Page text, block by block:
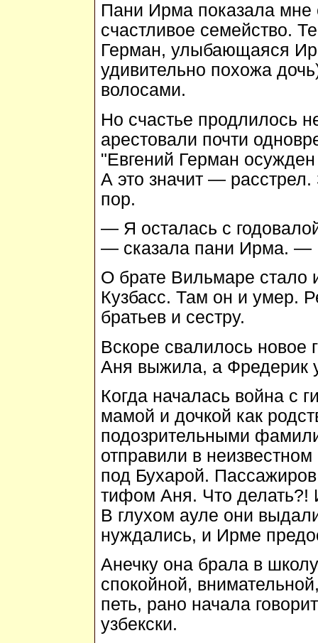
Пани Ирма показала
счастливое семейство.
Герман, улыбающаяся
удивительно похожа
волосами.
Но счастье продлилось
арестовали почти
"Евгений Герман
А это значит —
пор.
— Я осталась с
— сказала пани Ирма. —
О брате Вильмаре стало
Кузбасс. Там он и умер.
братьев и сестру.
Вскоре свалилось новое
Аня выжила, а Фредерик
Когда началась война с
мамой и дочкой как
подозрительными
отправили в
под Бухарой.
тифом Аня. Что делать?!
В глухом ауле они
нуждались, и Ирме
Анечку она брала в
спокойной,
петь, рано начала
узбекски.